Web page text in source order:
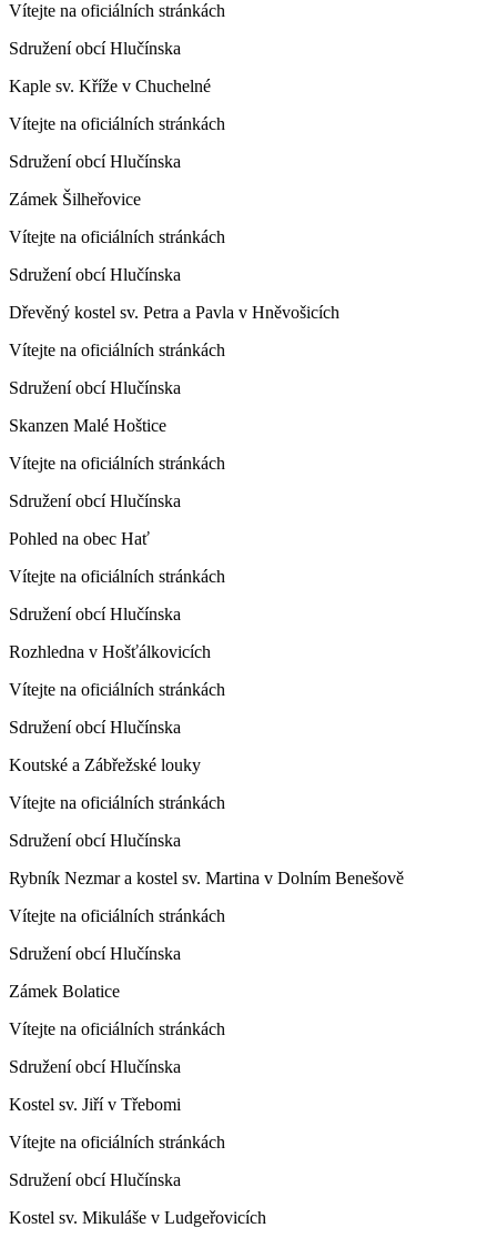
Vítejte na oficiálních stránkách
Sdružení obcí Hlučínska
Kaple sv. Kříže v Chuchelné
Vítejte na oficiálních stránkách
Sdružení obcí Hlučínska
Zámek Šilheřovice
Vítejte na oficiálních stránkách
Sdružení obcí Hlučínska
Dřevěný kostel sv. Petra a Pavla v Hněvošicích
Vítejte na oficiálních stránkách
Sdružení obcí Hlučínska
Skanzen Malé Hoštice
Vítejte na oficiálních stránkách
Sdružení obcí Hlučínska
Pohled na obec Hať
Vítejte na oficiálních stránkách
Sdružení obcí Hlučínska
Rozhledna v Hošťálkovicích
Vítejte na oficiálních stránkách
Sdružení obcí Hlučínska
Koutské a Zábřežské louky
Vítejte na oficiálních stránkách
Sdružení obcí Hlučínska
Rybník Nezmar a kostel sv. Martina v Dolním Benešově
Vítejte na oficiálních stránkách
Sdružení obcí Hlučínska
Zámek Bolatice
Vítejte na oficiálních stránkách
Sdružení obcí Hlučínska
Kostel sv. Jiří v Třebomi
Vítejte na oficiálních stránkách
Sdružení obcí Hlučínska
Kostel sv. Mikuláše v Ludgeřovicích